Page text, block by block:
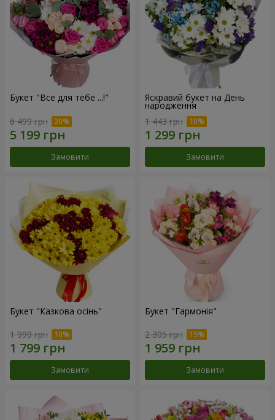
Букет "Все для тебе ...!"
6 499 грн
Замовити
Яскравий букет на День
народження
1 443 грн
Замовити
Букет "Казкова осінь"
1 999 грн
Замовити
Букет "Гармонія"
2 305 грн
Замовити